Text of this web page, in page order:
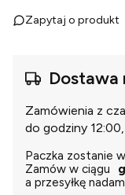
Zapytaj o produkt
Zamówienia z
do godziny
Paczka zostanie
Zamów w ciągu
a przesyłkę